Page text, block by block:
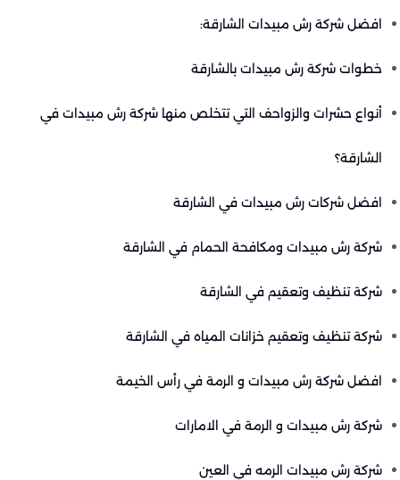
افضل شركة رش مبيدات الشارقة:
خطوات شركة رش مبيدات بالشارقة
أنواع حشرات والزواحف التي تتخلص منها شركة رش مبيدات في
الشارقة؟
افضل شركات رش مبيدات في الشارقة
شركة رش مبيدات ومكافحة الحمام في الشارقة
شركة تنظيف وتعقيم في الشارقة
شركة تنظيف وتعقيم خزانات المياه في الشارقة
افضل شركة رش مبيدات و الرمة في رأس الخيمة
شركة رش مبيدات و الرمة في الامارات
شركة رش مبيدات الرمه في العين